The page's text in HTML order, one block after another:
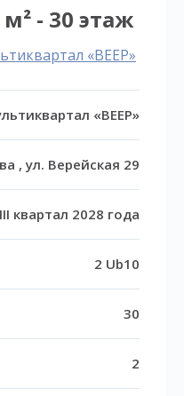
- 30 этаж
«ВЕЕР»
«ВЕЕР»
, ул. Верейская 29
III квартал 2028 года
2 Ub10
30
2